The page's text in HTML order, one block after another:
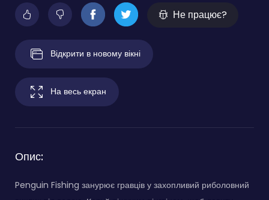
Не працює?
Відкрити в новому вікні
На весь екран
Опис:
Penguin Fishing занурює гравців у захопливий риболовний